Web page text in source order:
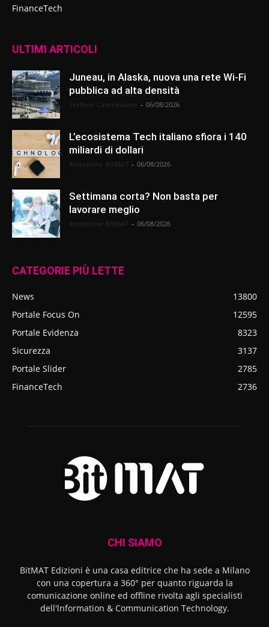
FinanceTech
ULTIMI ARTICOLI
Juneau, in Alaska, nuova una rete Wi-Fi
pubblica ad alta densità
- 06/08/2026
L’ecosistema Tech italiano sfiora i 140
miliardi di dollari
- 06/08/2026
Settimana corta? Non basta per
lavorare meglio
- 06/08/2026
CATEGORIE PIÙ LETTE
News
13800
Portale Focus On
12595
Portale Evidenza
8323
Sicurezza
3137
Portale Slider
2785
FinanceTech
2736
CHI SIAMO
BitMAT Edizioni è una casa editrice che ha sede a Milano
con una copertura a 360° per quanto riguarda la
comunicazione online ed offline rivolta agli specialisti
dell'lnformation & Communication Technology.